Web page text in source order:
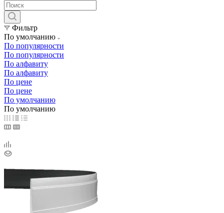
Фильтр
По умолчанию
По популярности
По популярности
По алфавиту
По алфавиту
По цене
По цене
По умолчанию
По умолчанию